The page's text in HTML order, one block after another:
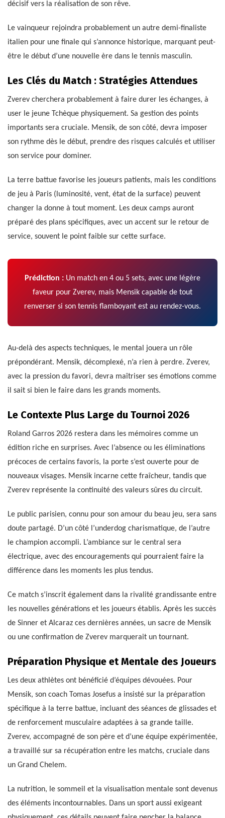
décisif vers la réalisation de son rêve.
Le vainqueur rejoindra probablement un autre demi-finaliste
italien pour une finale qui s’annonce historique, marquant peut-
être le début d’une nouvelle ère dans le tennis masculin.
Les Clés du Match : Stratégies Attendues
Zverev cherchera probablement à faire durer les échanges, à
user le jeune Tchèque physiquement. Sa gestion des points
importants sera cruciale. Mensik, de son côté, devra imposer
son rythme dès le début, prendre des risques calculés et utiliser
son service pour dominer.
La terre battue favorise les joueurs patients, mais les conditions
de jeu à Paris (luminosité, vent, état de la surface) peuvent
changer la donne à tout moment. Les deux camps auront
préparé des plans spécifiques, avec un accent sur le retour de
service, souvent le point faible sur cette surface.
Prédiction : Un match en 4 ou 5 sets, avec une légère
faveur pour Zverev, mais Mensik capable de tout
renverser si son tennis flamboyant est au rendez-vous.
Au-delà des aspects techniques, le mental jouera un rôle
prépondérant. Mensik, décomplexé, n’a rien à perdre. Zverev,
avec la pression du favori, devra maîtriser ses émotions comme
il sait si bien le faire dans les grands moments.
Le Contexte Plus Large du Tournoi 2026
Roland Garros 2026 restera dans les mémoires comme un
édition riche en surprises. Avec l’absence ou les éliminations
précoces de certains favoris, la porte s’est ouverte pour de
nouveaux visages. Mensik incarne cette fraîcheur, tandis que
Zverev représente la continuité des valeurs sûres du circuit.
Le public parisien, connu pour son amour du beau jeu, sera sans
doute partagé. D’un côté l’underdog charismatique, de l’autre
le champion accompli. L’ambiance sur le central sera
électrique, avec des encouragements qui pourraient faire la
différence dans les moments les plus tendus.
Ce match s’inscrit également dans la rivalité grandissante entre
les nouvelles générations et les joueurs établis. Après les succès
de Sinner et Alcaraz ces dernières années, un sacre de Mensik
ou une confirmation de Zverev marquerait un tournant.
Préparation Physique et Mentale des Joueurs
Les deux athlètes ont bénéficié d’équipes dévouées. Pour
Mensik, son coach Tomas Josefus a insisté sur la préparation
spécifique à la terre battue, incluant des séances de glissades et
de renforcement musculaire adaptées à sa grande taille.
Zverev, accompagné de son père et d’une équipe expérimentée,
a travaillé sur sa récupération entre les matchs, cruciale dans
un Grand Chelem.
La nutrition, le sommeil et la visualisation mentale sont devenus
des éléments incontournables. Dans un sport aussi exigeant